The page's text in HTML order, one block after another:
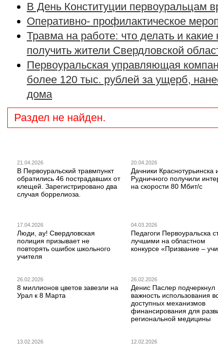
В День Конституции первоуральцам
Оперативно- профилактическое
Травма на работе: что делать и какие
получить жители Свердловской
Первоуральская управляющая
более 120 тыс. рублей за ущерб,
дома
Раздел не найден.
21.04.2026
В Первоуральский травмпункт
обратились 46 пострадавших от
клещей. Зарегистрировано два
случая боррелиоза.
20.04.2026
Дачники Краснотурьинска
Рудничного получили
на скорости 80 Мбит/с
17.04.2026
Люди, ау! Свердловская
полиция призывает не
повторять ошибок школьного
учителя
04.03.2026
Педагоги Первоуральска
лучшими на областном
конкурсе «Призвание –
26.02.2026
8 миллионов цветов завезли на
Урал к 8 Марта
26.02.2026
Денис Паслер подчеркнул
важность использования
доступных механизмов
финансирования для
региональной медицины
13.02.2026 12.02.2026